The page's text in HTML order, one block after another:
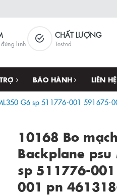
linh
CHẤT LƯỢNG
Tested
BẢO HÀNH LIÊN HỆ
G6 sp 511776-001 591675-
10168 Bo
Backplane psu
sp 511776-
001 pn